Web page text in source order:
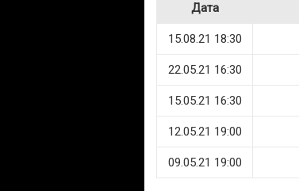
Дата
15.08.21 18:30
22.05.21 16:30
15.05.21 16:30
12.05.21 19:00
09.05.21 19:00